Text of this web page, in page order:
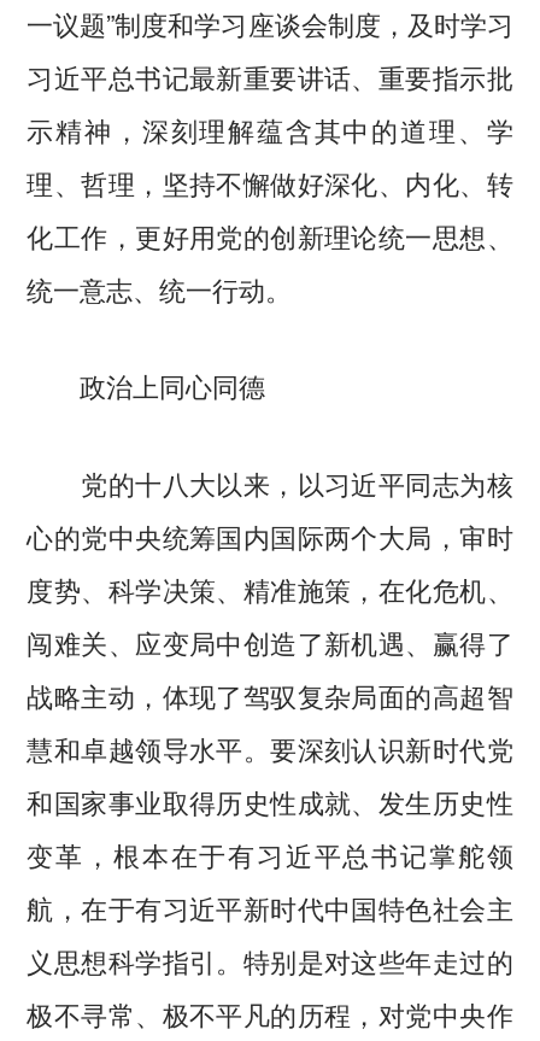
一议题”制度和学习座谈会制度，及时学习
习近平总书记最新重要讲话、重要指示批
示精神，深刻理解蕴含其中的道理、学
理、哲理，坚持不懈做好深化、内化、转
化工作，更好用党的创新理论统一思想、
统一意志、统一行动。
政治上同心同德
党的十八大以来，以习近平同志为核
心的党中央统筹国内国际两个大局，审时
度势、科学决策、精准施策，在化危机、
闯难关、应变局中创造了新机遇、赢得了
战略主动，体现了驾驭复杂局面的高超智
慧和卓越领导水平。要深刻认识新时代党
和国家事业取得历史性成就、发生历史性
变革，根本在于有习近平总书记掌舵领
航，在于有习近平新时代中国特色社会主
义思想科学指引。特别是对这些年走过的
极不寻常、极不平凡的历程，对党中央作